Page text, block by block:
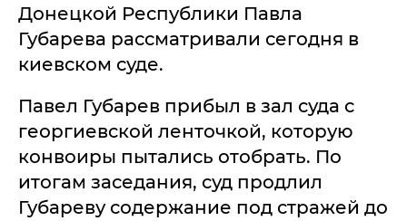
Донецкой Республики Павла
Губарева рассматривали сегодня в
киевском суде.
Павел Губарев прибыл в зал суда с
георгиевской ленточкой, которую
конвоиры пытались отобрать. По
итогам заседания, суд продлил
Губареву содержание под стражей до